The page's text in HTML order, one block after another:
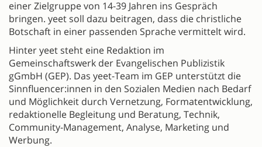
einer Zielgruppe von 14-39 Jahren ins Gespräch
bringen. yeet soll dazu beitragen, dass die christliche
Botschaft in einer passenden Sprache vermittelt wird.
Hinter yeet steht eine Redaktion im
Gemeinschaftswerk der Evangelischen Publizistik
gGmbH (GEP). Das yeet-Team im GEP unterstützt die
Sinnfluencer:innen in den Sozialen Medien nach Bedarf
und Möglichkeit durch Vernetzung, Formatentwicklung,
redaktionelle Begleitung und Beratung, Technik,
Community-Management, Analyse, Marketing und
Werbung.